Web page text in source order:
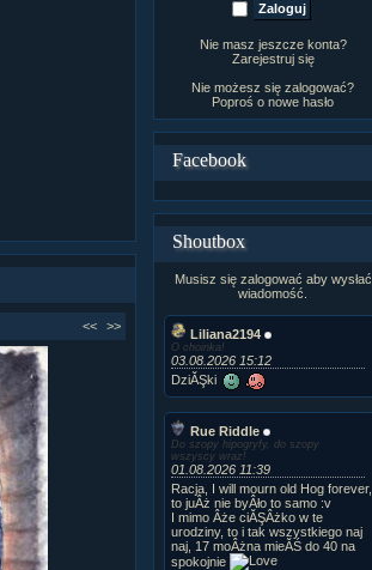
<< >>
Nie masz jeszcze konta?
Zarejestruj się
Nie możesz się zalogować?
Poproś o nowe hasło
Facebook
Shoutbox
Musisz się zalogować aby wysłać
wiadomość.
Liliana2194
O choinka!
03.08.2026 15:12
DziĂŞki
Rue Riddle
Do szopy hipogryfy, do szopy
wszyscy wraz!
01.08.2026 11:39
Racja, I will mourn old Hog forever,
to juÂż nie byÂło to samo :v
I mimo Âże ciĂŞÂżko w te
urodziny, to i tak wszystkiego naj
naj, 17 moÂżna mieĂŚ do 40 na
spokojnie